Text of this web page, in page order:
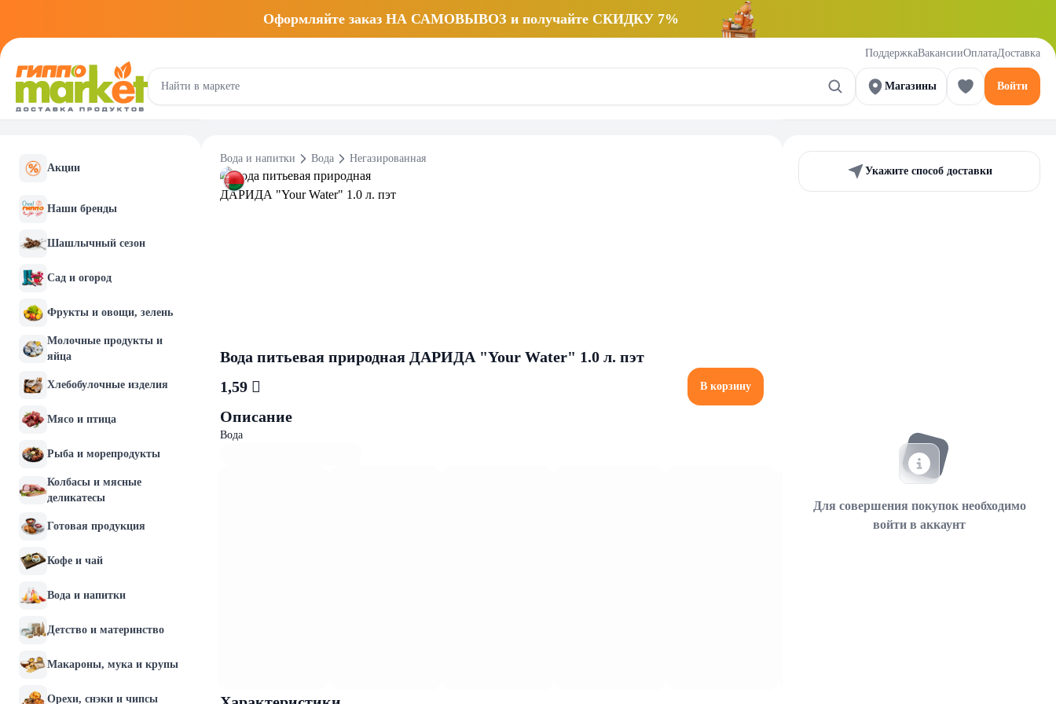
Оформляйте заказ НА САМОВЫВОЗ и получайте СКИДКУ 7%
ПоддержкаВакансииОплатаДоставка
Магазины Войти
Акции
Наши бренды
Шашлычный сезон
Сад и огород
Фрукты и овощи, зелень
Молочные продукты и
яйца
Хлебобулочные изделия
Мясо и птица
Рыба и морепродукты
Колбасы и мясные
деликатесы
Готовая продукция
Кофе и чай
Вода и напитки
Детство и материнство
Макароны, мука и крупы
Орехи, снэки и чипсы
Вода и напитки Вода Негазированная
Вода питьевая природная ДАРИДА "Your Water" 1.0 л. пэт
1,59 
В корзину
Описание
Вода
Укажите способ доставки
Для совершения покупок необходимо
войти в аккаунт